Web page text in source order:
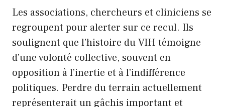
Les associations, chercheurs et cliniciens se
regroupent pour alerter sur ce recul. Ils
soulignent que l’histoire du VIH témoigne
d’une volonté collective, souvent en
opposition à l’inertie et à l’indifférence
politiques. Perdre du terrain actuellement
représenterait un gâchis important et